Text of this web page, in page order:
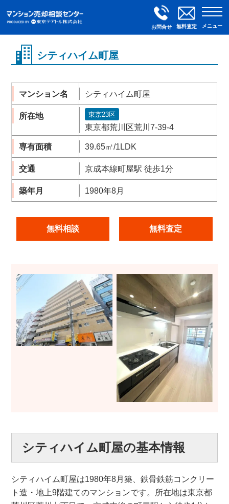
お問合せ 無料査定 メニュー
シティハイム町屋
マンション名 シティハイム町屋
所在地 東京23区
東京都荒川区荒川7-39-4
専有面積 39.65㎡/1LDK
交通 京成本線町屋駅 徒歩1分
築年月 1980年8月
無料相談 無料査定
シティハイム町屋の基本情報
シティハイム町屋は1980年8月築、鉄骨鉄筋コンクリー
ト造・地上9階建てのマンションです。所在地は東京都